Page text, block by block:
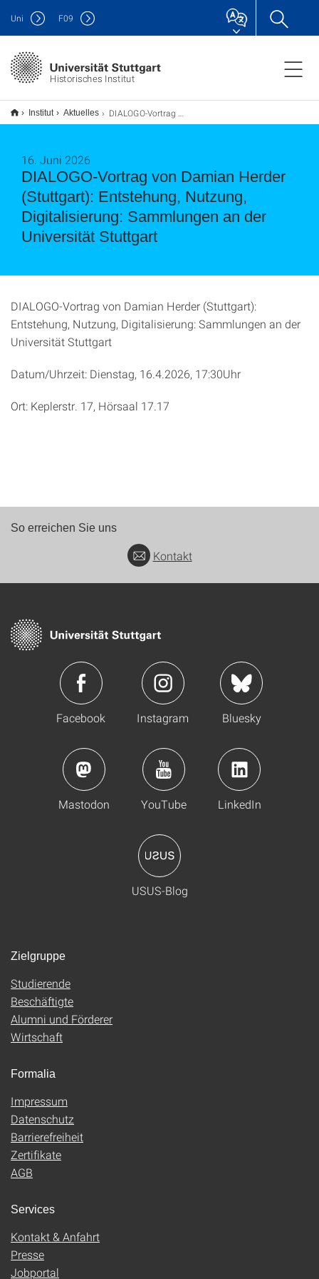
Historisches Institut
Uni F09
Institut Aktuelles DIALOGO-Vortrag von Damian Herder (Stuttgart): Entstehung, Nutzung, Digitalisierung: Sammlungen an der Universität Stuttgart
DIALOGO-Vortrag von Damian Herder
(Stuttgart): Entstehung, Nutzung,
Digitalisierung: Sammlungen an der
Universität Stuttgart
16. Juni 2026
DIALOGO-Vortrag von Damian Herder (Stuttgart):
Entstehung, Nutzung, Digitalisierung: Sammlungen an der
Universität Stuttgart
Datum/Uhrzeit: Dienstag, 16.4.2026, 17:30Uhr
Ort: Keplerstr. 17, Hörsaal 17.17
So erreichen Sie uns
Kontakt
Facebook Instagram Bluesky
Mastodon YouTube LinkedIn
USUS-Blog
Zielgruppe
Studierende
Beschäftigte
Alumni und Förderer
Wirtschaft
Formalia
Impressum
Datenschutz
Barrierefreiheit
Zertifikate
AGB
Services
Kontakt & Anfahrt
Presse
Jobportal